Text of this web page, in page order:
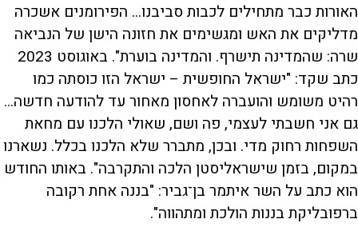
האורות כבר מתחילים לכבות סביבנו... הפירומנים אשכרה
מדליקים את האש ומגשימים את חזונה הישן של הנביאה
שרה: שהמדינה תישרף. והמדינה בוערת". באוגוסט 2023
כתב שקד: "ישראל החופשית – ישראל הזו כוסתה כמו
רהיט משומש והועברה לאחסון מאחור עד להודעה חדשה...
גם אני חשבתי לעצמי, פה ושם, שאולי הלכנו עם מחאת
השפחות רחוק מדי. ובכן, מתברר שלא הלכנו בכלל. נשארנו
במקום, בזמן שישראליסטן הלכה והתקרבה". באותו החודש
הוא כתב על השר איתמר בן־גביר: "בננה אחת רקובה
ברפובליקת בננות הולכת ומתהווה".